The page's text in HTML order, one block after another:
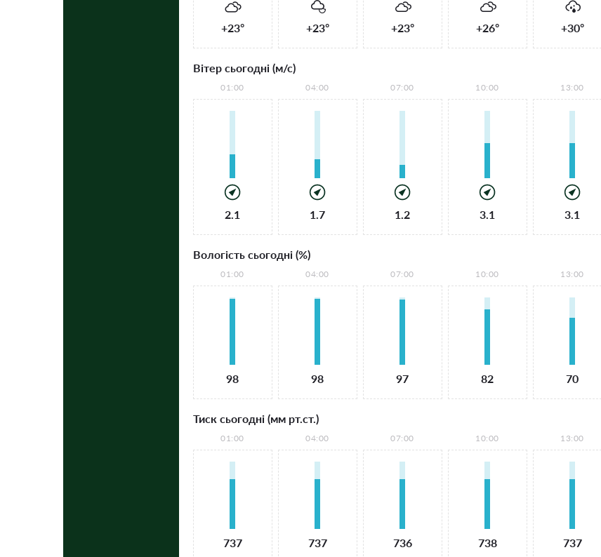
+23° +23° +23° +26° +30°
Вітер сьогодні (м/с)
01:00
2.1
04:00
1.7
07:00
1.2
10:00
3.1
13:00
3.1
Вологість сьогодні (%)
01:00
98
04:00
98
07:00
97
10:00
82
13:00
70
Тиск сьогодні (мм рт.ст.)
01:00
737
04:00
737
07:00
736
10:00
738
13:00
737